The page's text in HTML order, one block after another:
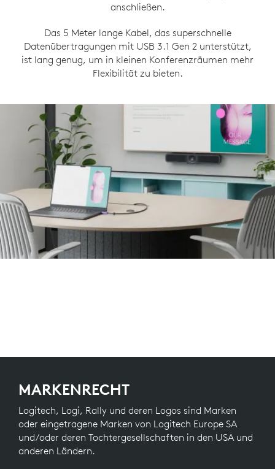
anschließen.
Das 5 Meter lange Kabel, das superschnelle
Datenübertragungen mit USB 3.1 Gen 2 unterstützt,
ist lang genug, um in kleinen Konferenzräumen mehr
Flexibilität zu bieten.
MARKENRECHT
Logitech, Logi, Rally und deren Logos sind Marken
oder eingetragene Marken von Logitech Europe SA
und/oder deren Tochtergesellschaften in den USA und
anderen Ländern.